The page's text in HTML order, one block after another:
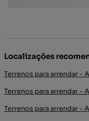
Localizações
Terrenos para arrendar -
Terrenos para arrendar -
Terrenos para arrendar -